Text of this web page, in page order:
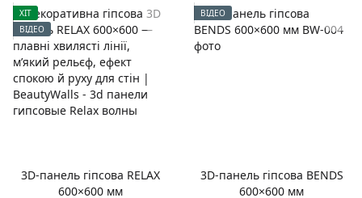
ХІТ
ВІДЕО
3D-панель гіпсова RELAX
600×600 мм
ВІДЕО
3D-панель гіпсова BENDS
600×600 мм